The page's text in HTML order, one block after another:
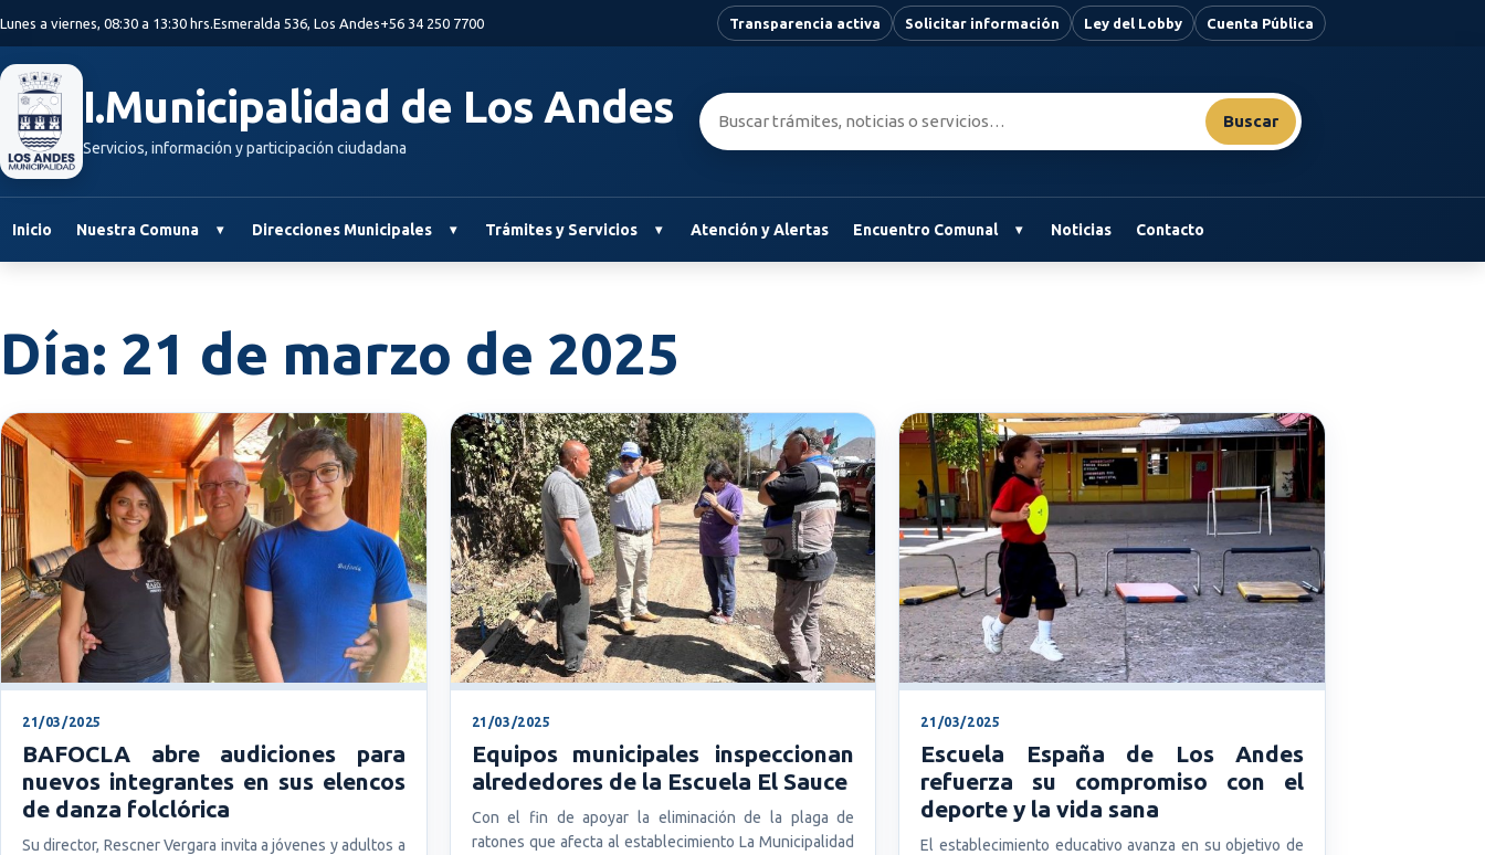
Lunes a viernes, 08:30 a 13:30 hrs.Esmeralda 536, Los Andes+56 34 250 7700 Transparencia activa Solicitar información Ley del Lobby Cuenta Pública
I.Municipalidad de Los Andes
Servicios, información y participación ciudadana
Buscar:
Buscar
Inicio Nuestra Comuna Direcciones Municipales Trámites y Servicios Atención y Alertas Encuentro Comunal Noticias Contacto
Día: 21 de marzo de 2025
21/03/2025
BAFOCLA abre audiciones para
nuevos integrantes en sus elencos
de danza folclórica
Su director, Rescner Vergara invita a jóvenes y adultos a
21/03/2025
Equipos municipales inspeccionan
alrededores de la Escuela El Sauce
Con el fin de apoyar la eliminación de la plaga de
ratones que afecta al establecimiento La Municipalidad
21/03/2025
Escuela España de Los Andes
refuerza su compromiso con el
deporte y la vida sana
El establecimiento educativo avanza en su objetivo de